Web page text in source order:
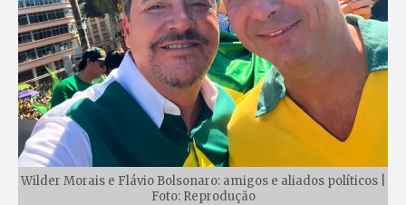
Wilder Morais e Flávio Bolsonaro: amigos e aliados políticos |
Foto: Reprodução